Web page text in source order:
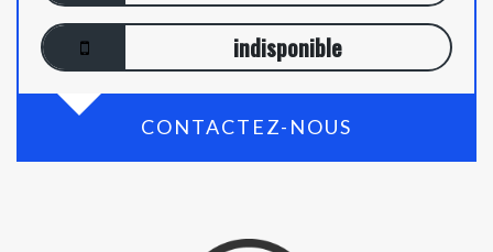
indisponible
CONTACTEZ-NOUS